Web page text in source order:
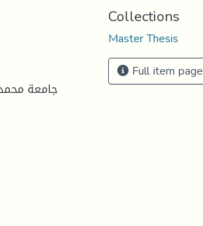
جامعة
Collections
Master Thesis
Full item page